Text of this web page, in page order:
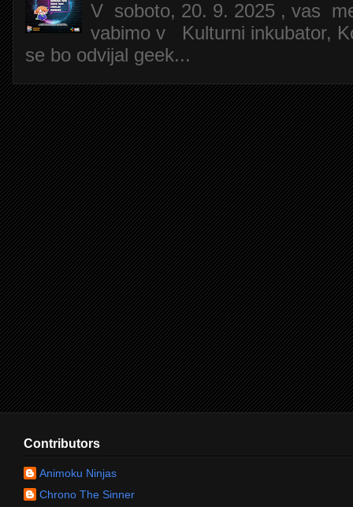
V soboto, 20. 9. 2025 , vas
vabimo v Kulturni inkubator,
se bo odvijal geek...
Contributors
Animoku Ninjas
Chrono The Sinner